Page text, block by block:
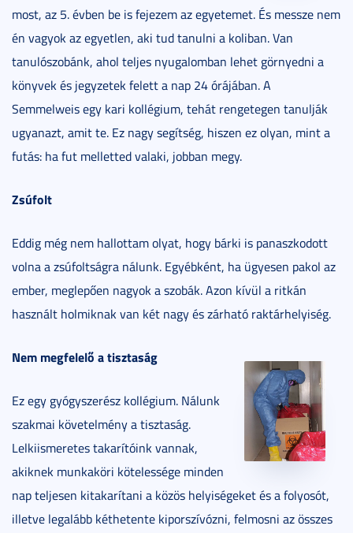
most, az 5. évben be is fejezem az egyetemet. És messze nem
én vagyok az egyetlen, aki tud tanulni a koliban. Van
tanulószobánk, ahol teljes nyugalomban lehet görnyedni a
könyvek és jegyzetek felett a nap 24 órájában. A
Semmelweis egy kari kollégium, tehát rengetegen tanulják
ugyanazt, amit te. Ez nagy segítség, hiszen ez olyan, mint a
futás: ha fut melletted valaki, jobban megy.
Zsúfolt
Eddig még nem hallottam olyat, hogy bárki is panaszkodott
volna a zsúfoltságra nálunk. Egyébként, ha ügyesen pakol az
ember, meglepően nagyok a szobák. Azon kívül a ritkán
használt holmiknak van két nagy és zárható raktárhelyiség.
Nem megfelelő a tisztaság
Ez egy gyógyszerész kollégium. Nálunk
szakmai követelmény a tisztaság.
Lelkiismeretes takarítóink vannak,
akiknek munkaköri kötelessége minden
nap teljesen kitakarítani a közös helyiségeket és a folyosót,
illetve legalább kéthetente kiporszívózni, felmosni az összes